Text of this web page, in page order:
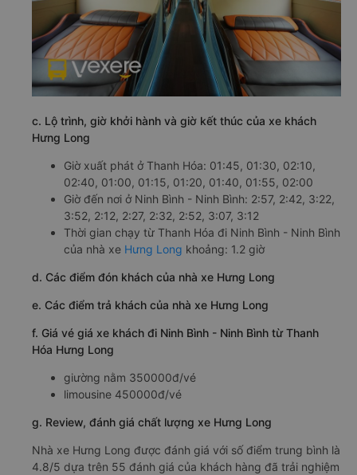
c. Lộ trình, giờ khởi hành và giờ kết thúc của xe khách
Hưng Long
Giờ xuất phát ở Thanh Hóa: 01:45, 01:30, 02:10,
02:40, 01:00, 01:15, 01:20, 01:40, 01:55, 02:00
Giờ đến nơi ở Ninh Bình - Ninh Bình: 2:57, 2:42, 3:22,
3:52, 2:12, 2:27, 2:32, 2:52, 3:07, 3:12
Thời gian chạy từ Thanh Hóa đi Ninh Bình - Ninh Bình
của nhà xe Hưng Long khoảng: 1.2 giờ
d. Các điểm đón khách của nhà xe Hưng Long
e. Các điểm trả khách của nhà xe Hưng Long
f. Giá vé giá xe khách đi Ninh Bình - Ninh Bình từ Thanh
Hóa Hưng Long
giường nằm 350000đ/vé
limousine 450000đ/vé
g. Review, đánh giá chất lượng xe Hưng Long
Nhà xe Hưng Long được đánh giá với số điểm trung bình là
4.8/5 dựa trên 55 đánh giá của khách hàng đã trải nghiệm